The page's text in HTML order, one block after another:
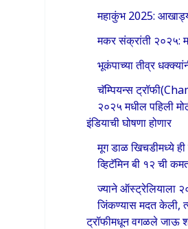
महाकुंभ 2025:
मकर संक्रांती २०२५:
भूकंपाच्या तीव्र
चॅम्पियन्स
२०२५ मधील पहिली
इंडियाची घोषणा होणार
मूग डाळ खिचडीमध्ये ही
व्हिटॅमिन बी १२ ची
ज्याने ऑस्ट्रेलियाला
जिंकण्यास मदत केली,
ट्रॉफीमधून वगळले जाऊ